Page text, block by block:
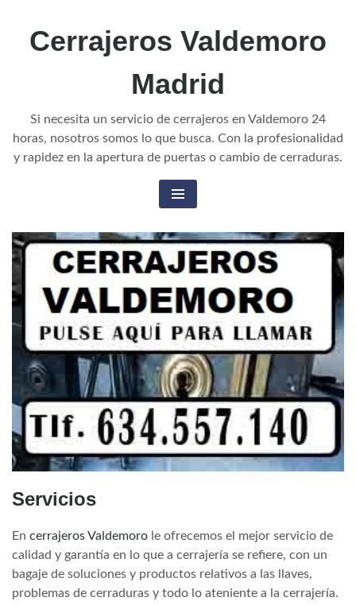
Cerrajeros Valdemoro
Madrid
Si necesita un servicio de cerrajeros en Valdemoro 24
horas, nosotros somos lo que busca. Con la profesionalidad
y rapidez en la apertura de puertas o cambio de cerraduras.
Servicios
En cerrajeros Valdemoro le ofrecemos el mejor servicio de
calidad y garantía en lo que a cerrajería se refiere, con un
bagaje de soluciones y productos relativos a las llaves,
problemas de cerraduras y todo lo ateniente a la cerrajería.